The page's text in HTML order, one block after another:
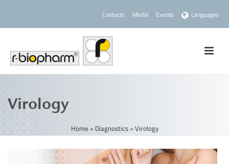
Contacto Media Events Languages
Virology
Home » Diagnostics»Virology